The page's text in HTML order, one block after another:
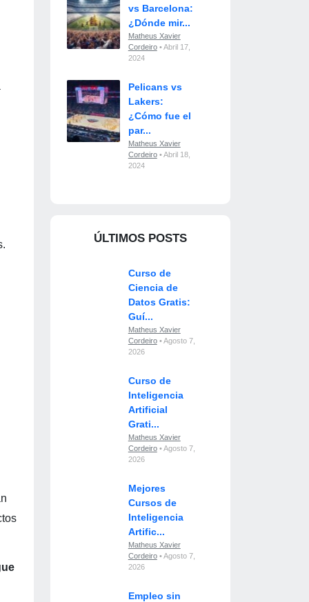
vs Barcelona:
¿Dónde mir...
Matheus Xavier
Cordeiro• Abril 17,
2024
Pelicans vs
Lakers:
¿Cómo fue el
par...
Matheus Xavier
Cordeiro• Abril 18,
2024
ÚLTIMOS POSTS
Curso de
Ciencia de
Datos Gratis:
Guí...
Matheus Xavier
Cordeiro• Agosto 7,
2026
Curso de
Inteligencia
Artificial
Grati...
Matheus Xavier
Cordeiro• Agosto 7,
2026
Mejores
Cursos de
Inteligencia
Artific...
Matheus Xavier
Cordeiro• Agosto 7,
2026
Empleo sin